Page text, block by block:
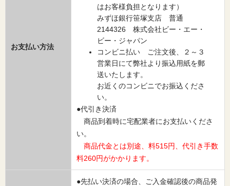
お支払い方法
はお客様負担となります）
みずほ銀行笹塚支店 普通
2144326 株式会社ビー・エー・
ビー・ジャパン
コンビニ払い ご注文後、２～３
営業日にて弊社より振込用紙を郵
送いたします。
お近くのコンビニでお振込くださ
い。
●代引き決済
商品到着時に宅配業者にお支払いくださ
い。
商品代金とは別途、料515円、代引き手数
料260円がかかります。
●先払い決済の場合、ご入金確認後の商品発